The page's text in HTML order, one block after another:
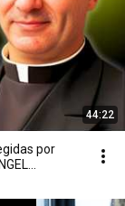
44:22
por